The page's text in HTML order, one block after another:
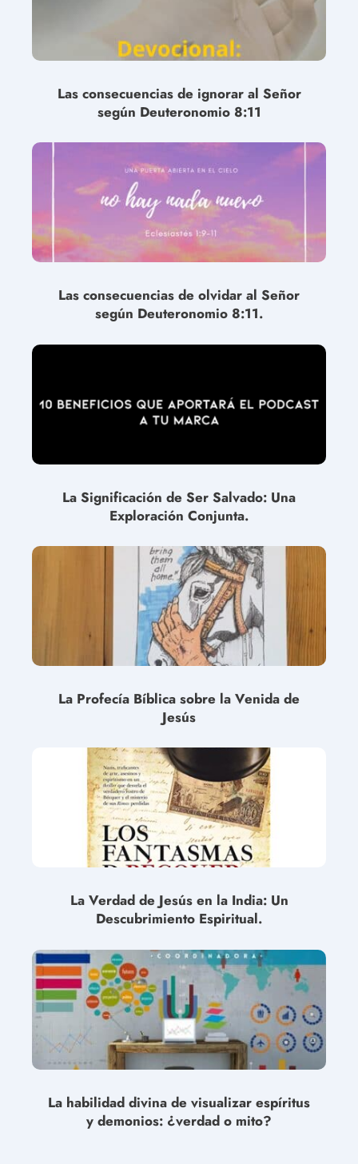
Las consecuencias de ignorar al Señor
según Deuteronomio 8:11
Las consecuencias de olvidar al Señor
según Deuteronomio 8:11.
La Significación de Ser Salvado: Una
Exploración Conjunta.
La Profecía Bíblica sobre la Venida de
Jesús
La Verdad de Jesús en la India: Un
Descubrimiento Espiritual.
La habilidad divina de visualizar espíritus
y demonios: ¿verdad o mito?